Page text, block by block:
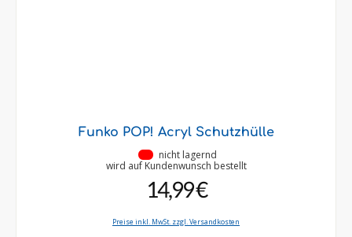
Funko POP! Acryl Schutzhülle
nicht lagernd
wird auf Kundenwunsch bestellt
14,99 €
Preise inkl. MwSt. zzgl. Versandkosten